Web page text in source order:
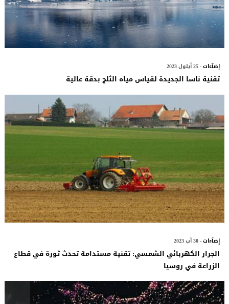
إضآءات- 25 أيلول 2023
تقنية ناسا الجديدة لقياس مياه الثلج بدقة عالية
إضآءات- 30 آب 2023
الجرار الكهربائي الشمسي: تقنية مستدامة تحدث ثورة في قطاع
الزراعة في روسيا